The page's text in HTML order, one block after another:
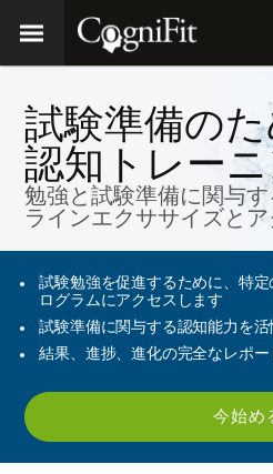
試験準備の
認知トレー
勉強と試験準備に関与
ラインエクササイズと
試験勉強を促進するために、特
ログラムにアクセスします
試験準備に関与する認知能力を
結果、進捗、進化の完全なレポー
今始め